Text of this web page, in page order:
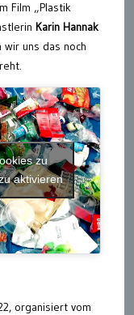
Film „Plastik
Karin Hannak
uns das noch
zu
aktivieren
organisiert vom